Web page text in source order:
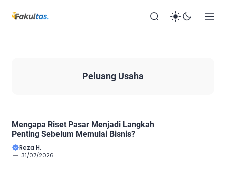
Peluang Usaha
Mengapa Riset Pasar Menjadi Langkah
Penting Sebelum Memulai Bisnis?
Reza H.
31/07/2026